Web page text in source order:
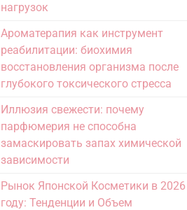
нагрузок
Ароматерапия как инструмент
реабилитации: биохимия
восстановления организма после
глубокого токсического стресса
Иллюзия свежести: почему
парфюмерия не способна
замаскировать запах химической
зависимости
Рынок Японской Косметики в 2026
году: Тенденции и Объем